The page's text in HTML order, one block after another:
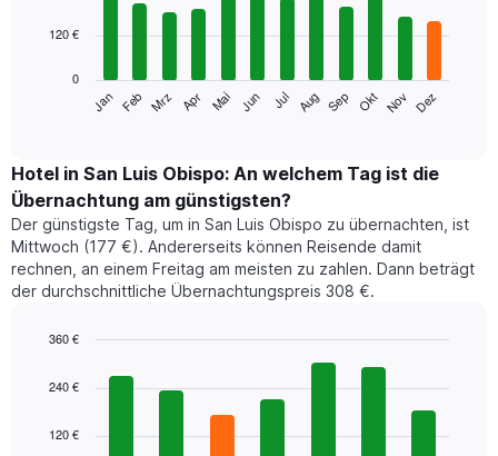
bars.
folgende
den
durchschnittlichen
Zimmerpreis
im
jeweiligen
Monat
an.
Diagramm
die
Jan Feb Mrz Apr Mai Jun Jul Aug Sep Okt Nov Dez
0
120 €
Hotel in San Luis Obispo: An welchem Tag ist die
Übernachtung am günstigsten?
Der günstigste Tag, um in San Luis Obispo zu übernachten, ist
Mittwoch (177 €). Andererseits können Reisende damit
rechnen, an einem Freitag am meisten zu zahlen. Dann beträgt
der durchschnittliche Übernachtungspreis 308 €.
chart
bars.
120 €
240 €
360 €